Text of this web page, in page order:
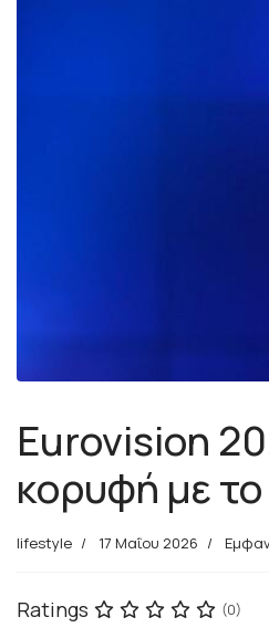
Eurovision
κορυφή με
lifestyle 17 Μαΐου 2026
Ratings (0)